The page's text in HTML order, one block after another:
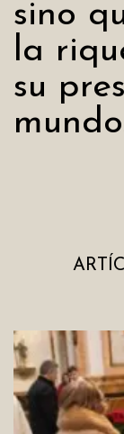
sino
la
su